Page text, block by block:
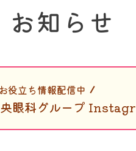
お知らせ
お役立ち情報配信中
眼科グループ